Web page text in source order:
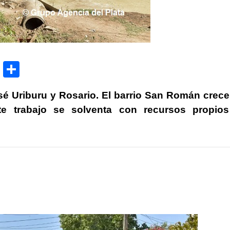
P
m
p
tir
Uriburu y Rosario. El barrio San Román
trabajo se solventa con recursos